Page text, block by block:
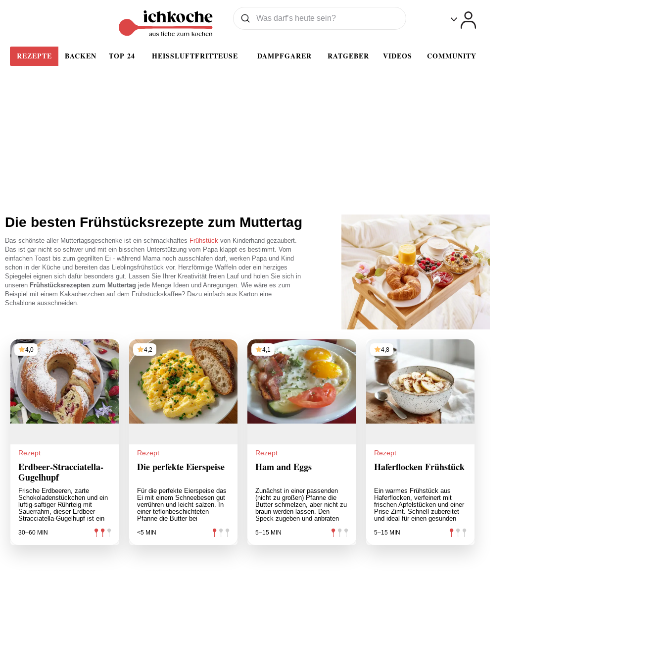
REZEPTE BACKEN TOP 24 HEISSLUFTFRITTEUSE DAMPFGARER RATGEBER VIDEOS COMMUNITY
Was wollen Sie suchen
Suchen
Die besten Frühstücksrezepte zum Muttertag
Das schönste aller Muttertagsgeschenke ist ein schmackhaftes Frühstück von Kinderhand gezaubert.
Das ist gar nicht so schwer und mit ein bisschen Unterstützung vom Papa klappt es bestimmt. Vom
einfachen Toast bis zum gegrillten Ei - während Mama noch ausschlafen darf, werken Papa und Kind
schon in der Küche und bereiten das Lieblingsfrühstück vor. Herzförmige Waffeln oder ein herziges
Spiegelei eignen sich dafür besonders gut. Lassen Sie Ihrer Kreativität freien Lauf und holen Sie sich in
unseren Frühstücksrezepten zum Muttertag jede Menge Ideen und Anregungen. Wie wäre es zum
Beispiel mit einem Kakaoherzchen auf dem Frühstückskaffee? Dazu einfach aus Karton eine
Schablone ausschneiden.
4,0
Rezept
Erdbeer-Stracciatella-
Gugelhupf
Frische Erdbeeren, zarte
Schokoladenstückchen und ein
luftig-saftiger Rührteig mit
Sauerrahm, dieser Erdbeer-
Stracciatella-Gugelhupf ist ein
30–60 MIN
4,2
Rezept
Die perfekte Eierspeise
Für die perfekte Eierspeise das
Ei mit einem Schneebesen gut
verrühren und leicht salzen. In
einer teflonbeschichteten
Pfanne die Butter bei
<5 MIN
4,1
Rezept
Ham and Eggs
Zunächst in einer passenden
(nicht zu großen) Pfanne die
Butter schmelzen, aber nicht zu
braun werden lassen. Den
Speck zugeben und anbraten
5–15 MIN
4,8
Rezept
Haferflocken Frühstück
Ein warmes Frühstück aus
Haferflocken, verfeinert mit
frischen Apfelstücken und einer
Prise Zimt. Schnell zubereitet
und ideal für einen gesunden
5–15 MIN